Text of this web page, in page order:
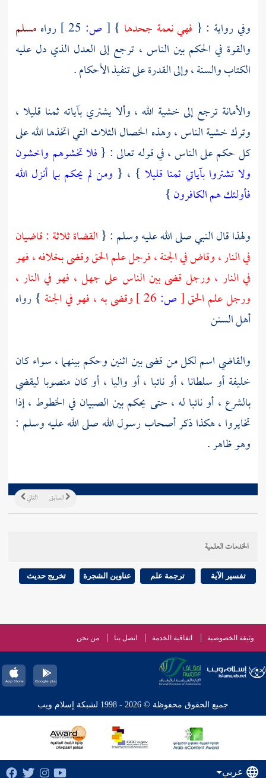
وفي رواية : { فهي نعمة جحدها }
[ ص: رواه مسلم
والقوة في الحكم بين الناس ، ترجع إلى العدل الذي دل عليه
الكتاب والسنة ، وإلى القدرة على تنفيذ الأحكام .
والأمانة ترجع إلى خشية الله ، وألا يشتري بآياته ثمنا قليلا ،
وترك خشية الناس ، وهذه الخصال الثلاث التي اتخذها الله على
كل حكم على الناس ، في قوله تعالى : { فلا تخشوهم واخشون
ولا تشتروا بآياتي ثمنا قليلا } ، { ومن لم يحكم بما أنزل الله
فأولئك هم الكافرون}
ولهذا قال النبي صلى الله عليه وسلم : { القضاة ثلاثة : قاضيان
في النار ، وقاض في الجنة ، فرجل علم الحق وقضى بخلافه ، فهو
في النار ، ورجل قضى بين الناس على جهل ، فهو في النار ،
ورجل علم الحق[ص: وقضى به ، فهو في الجنة } رواه
أهل السنن
والقاضي اسم لكل من قضى بين اثنين وحكم بينهما ، سواء كان
خليفة أو سلطانا ، أو نائبا ، أو واليا ، أو كان منصوبا ليقضي
بالشرع ، أو نائبا له ، حتى يحكم بين الصبيان في الخطوط ، إذا
تخايروا ، هكذا ذكر أصحاب رسول الله صلى الله عليه وسلم :
وهو ظاهر .
التالي السابق
الخدمات العلمية
تفسير الآية ترجمة علم عناوين الشجرة تخريج حديث
وثيقة الخصوصية اتفاقية الخدمة اتصل بنا من نحن
جميع الحقوق محفوظة © 2026 - 1998 لشبكة إسلام ويب
عربي